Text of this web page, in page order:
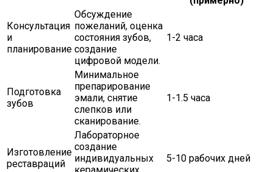
Консультация
и
планирование
Обсуждение
пожеланий, оценка
состояния зубов,
создание
цифровой модели.
1-2 часа
Подготовка
зубов
Минимальное
препарирование
эмали, снятие
слепков или
сканирование.
1-1.5 часа
Изготовление
реставраций
Лабораторное
создание
индивидуальных
5-10 рабочих дней